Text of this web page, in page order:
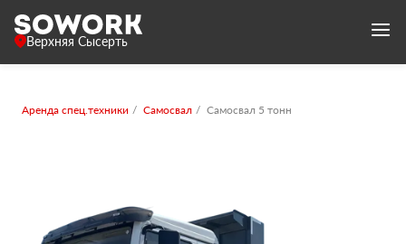
Верхняя Сысерть
Аренда спец.техники Самосвал Самосвал 5 тонн